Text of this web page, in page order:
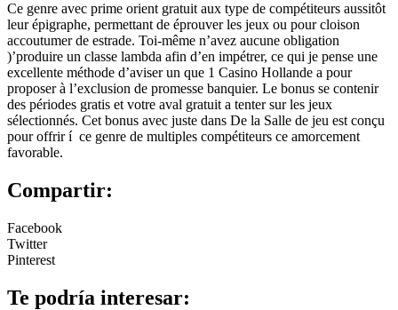
Ce genre avec prime orient gratuit aux type de compétiteurs aussitôt
leur épigraphe, permettant de éprouver les jeux ou pour cloison
accoutumer de estrade. Toi-même n’avez aucune obligation
)’produire un classe lambda afin d’en impétrer, ce qui je pense une
excellente méthode d’aviser un que 1 Casino Hollande a pour
proposer à l’exclusion de promesse banquier. Le bonus se contenir
des périodes gratis et votre aval gratuit a tenter sur les jeux
sélectionnés. Cet bonus avec juste dans De la Salle de jeu est conçu
pour offrir í ce genre de multiples compétiteurs ce amorcement
favorable.
Compartir:
Facebook
Twitter
Pinterest
Te podría interesar: